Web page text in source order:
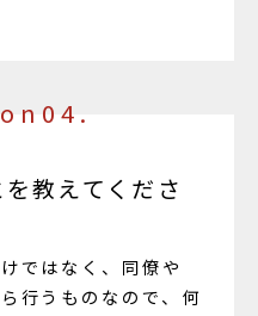
教えてくださ
ではなく、同僚や
行うものなので、何